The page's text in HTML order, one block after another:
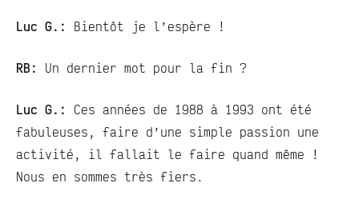
Luc G.: Bientôt je l’espère !
RB: Un dernier mot pour la fin ?
Luc G.: Ces années de 1988 à 1993 ont été
fabuleuses, faire d’une simple passion une
activité, il fallait le faire quand même !
Nous en sommes très fiers.